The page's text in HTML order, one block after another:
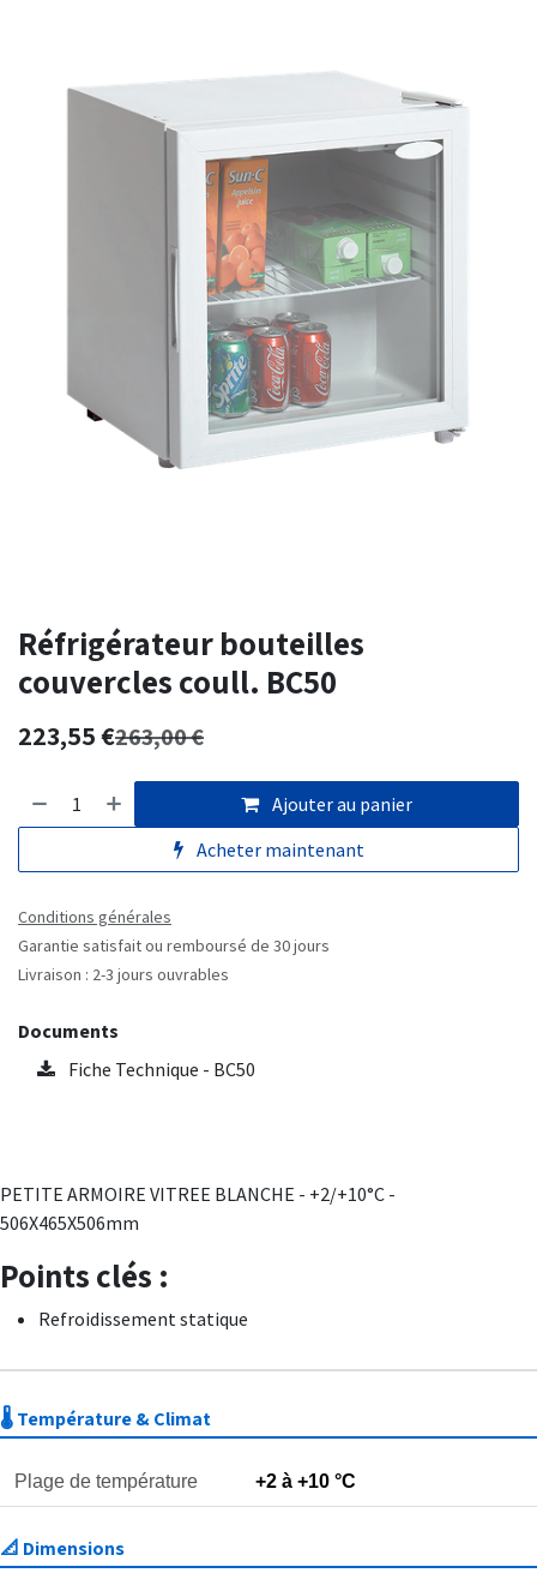
Réfrigérateur bouteilles
couvercles coull. BC50
223,55€263,00€
Ajouter au panier
Acheter maintenant
Conditions générales
Garantie satisfait ou remboursé de 30 jours
Livraison : 2-3 jours ouvrables
Documents
Fiche Technique - BC50
PETITE ARMOIRE VITREE BLANCHE - +2/+10°C -
506X465X506mm
Points clés :
Refroidissement statique
🌡️ Température & Climat
Plage de température +2 à +10 °C
📐 Dimensions